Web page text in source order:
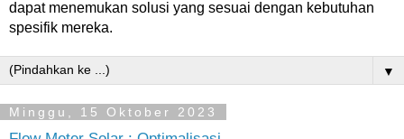
dapat menemukan solusi yang sesuai dengan kebutuhan
spesifik mereka.
▼
Minggu, 15 Oktober 2023